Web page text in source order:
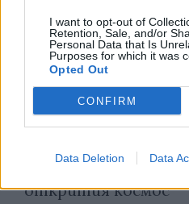
I want to opt-out of
Retention, Sale, and/or
Personal Data that Is
Purposes for which it was
Opted Out
CONFIRM
Data Deletion Data
открития космос